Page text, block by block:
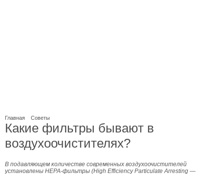
Главная Советы
Какие фильтры бывают в
воздухоочистителях?
В подавляющем количестве современных воздухоочистителей
установлены HEPA-фильтры (Нigh Еfficiency Рarticulate Аrresting —